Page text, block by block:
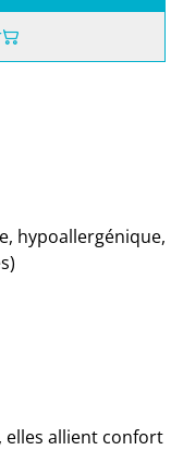
hypoallergénique,
elles allient confort